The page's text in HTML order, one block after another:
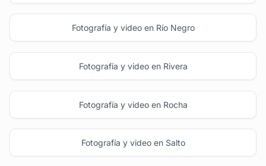
Fotografía y video en Río Negro
Fotografía y video en Rivera
Fotografía y video en Rocha
Fotografía y video en Salto